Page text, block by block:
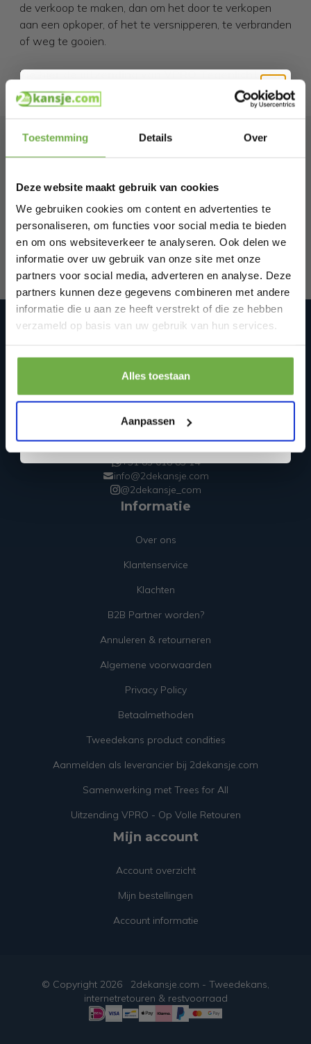
Toestemming Details Over
Deze website maakt gebruik van cookies
We gebruiken cookies om content en advertenties te
personaliseren, om functies voor social media te bieden
en om ons websiteverkeer te analyseren. Ook delen we
informatie over uw gebruik van onze site met onze
partners voor social media, adverteren en analyse. Deze
partners kunnen deze gegevens combineren met andere
informatie die u aan ze heeft verstrekt of die ze hebben
verzameld op basis van uw gebruik van hun services.
Alles toestaan
Aanpassen
de verkoop te maken, dan om het door te verkopen
aan een opkoper, of het te versnipperen, te verbranden
of weg te gooien.
Zie hier de uitzending van VPRO Tegenlicht - Op
Volle Retouren
en zie wat wij met deze retouren
doen.
nieuwsbrief
Blijf op de hoogte van onze laatste acties!
2dekansje.com Tweedekans,
We zijn op werkdagen van 10:00-17:00 via WhatsApp
bereikbaar op: +31(0)850188314 of mail ons via
Schoterhoek 33
2441 LC
+31 85 018 83 14
info@2dekansje.com
@2dekansje_com
Informatie
Over ons
Klantenservice
Klachten
B2B Partner worden?
Annuleren & retourneren
Algemene voorwaarden
Privacy Policy
Betaalmethoden
Tweedekans product condities
Aanmelden als leverancier bij 2dekansje.com
Samenwerking met Trees for All
Uitzending VPRO - Op Volle Retouren
Mijn account
Account overzicht
Mijn bestellingen
Account informatie
© Copyright 2026
2dekansje.com - Tweedekans,
internetretouren & restvoorraad
Schrijf je in en ontvang
Bij 2dekansje.com profiteer je van
kortingen tot wel 70%.
Laat ons weten wanneer je jarig bent
Pak € 5,- korting
. Je kunt je op elk moment weer afmelden.